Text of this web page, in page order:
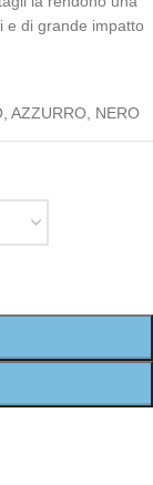
e di grande impatto
, AZZURRO, NERO